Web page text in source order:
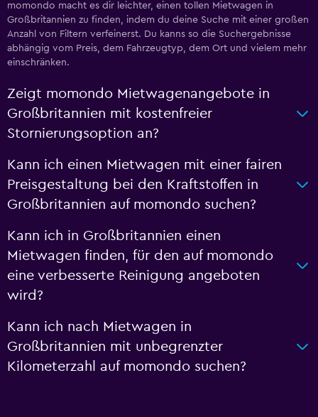
momondo macht es dir leichter, einen tollen Mietwagen in
Großbritannien zu finden, indem du deine Suche mit einer großen
Anzahl von Filtern verfeinerst. Du kanns so die Suchergebnisse
abhängig vom Preis, dem Fahrzeugtyp, dem Ort und vielem mehr
einschränken.
Zeigt momondo Mietwagenangebote in
Großbritannien mit kostenfreier
Stornierungsoption an?
Kann ich einen Mietwagen mit einer fairen
Preisgestaltung bei den Kraftstoffen in
Großbritannien auf momondo suchen?
Kann ich in Großbritannien einen
Mietwagen finden, für den auf momondo
eine verbesserte Reinigung angeboten
wird?
Kann ich nach Mietwagen in
Großbritannien mit unbegrenzter
Kilometerzahl auf momondo suchen?